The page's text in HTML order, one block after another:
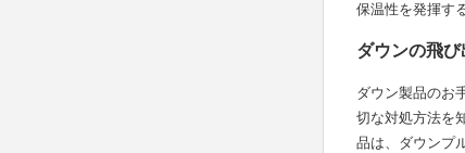
保温性を発揮す
ダウンの飛
ダウン製品のお
切な対処方法を
品は、ダウンプ